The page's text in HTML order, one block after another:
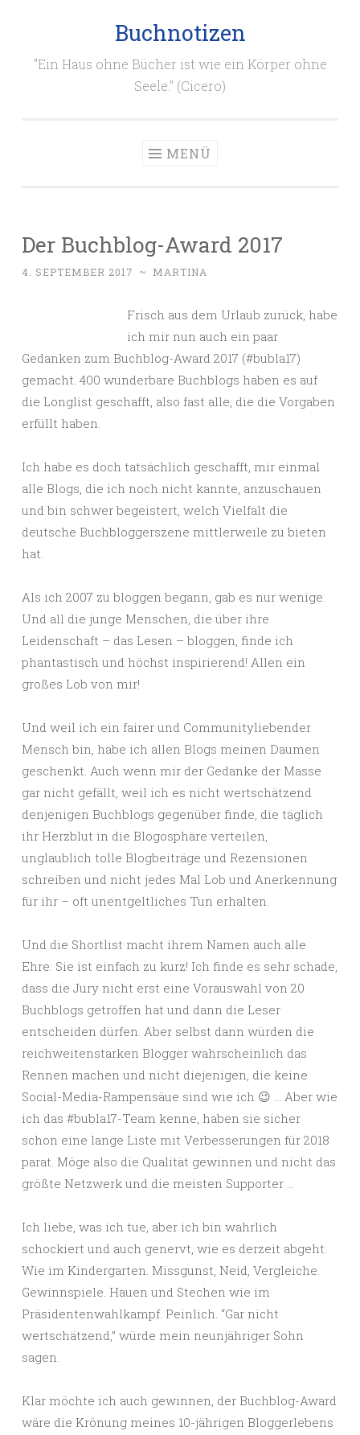
Buchnotizen
"Ein Haus ohne Bücher ist wie ein Körper ohne
Seele." (Cicero)
MENÜ
Der Buchblog-Award 2017
4. SEPTEMBER 2017 ~ MARTINA
Frisch aus dem Urlaub zurück, habe
ich mir nun auch ein paar
Gedanken zum Buchblog-Award 2017 (#bubla17)
gemacht. 400 wunderbare Buchblogs haben es auf
die Longlist geschafft, also fast alle, die die Vorgaben
erfüllt haben.
Ich habe es doch tatsächlich geschafft, mir einmal
alle Blogs, die ich noch nicht kannte, anzuschauen
und bin schwer begeistert, welch Vielfalt die
deutsche Buchbloggerszene mittlerweile zu bieten
hat.
Als ich 2007 zu bloggen begann, gab es nur wenige.
Und all die junge Menschen, die über ihre
Leidenschaft – das Lesen – bloggen, finde ich
phantastisch und höchst inspirierend! Allen ein
großes Lob von mir!
Und weil ich ein fairer und Communityliebender
Mensch bin, habe ich allen Blogs meinen Daumen
geschenkt. Auch wenn mir der Gedanke der Masse
gar nicht gefällt, weil ich es nicht wertschätzend
denjenigen Buchblogs gegenüber finde, die täglich
ihr Herzblut in die Blogosphäre verteilen,
unglaublich tolle Blogbeiträge und Rezensionen
schreiben und nicht jedes Mal Lob und Anerkennung
für ihr – oft unentgeltliches Tun erhalten.
Und die Shortlist macht ihrem Namen auch alle
Ehre: Sie ist einfach zu kurz! Ich finde es sehr schade,
dass die Jury nicht erst eine Vorauswahl von 20
Buchblogs getroffen hat und dann die Leser
entscheiden dürfen. Aber selbst dann würden die
reichweitenstarken Blogger wahrscheinlich das
Rennen machen und nicht diejenigen, die keine
Social-Media-Rampensäue sind wie ich 😉 … Aber wie
ich das #bubla17-Team kenne, haben sie sicher
schon eine lange Liste mit Verbesserungen für 2018
parat. Möge also die Qualität gewinnen und nicht das
größte Netzwerk und die meisten Supporter …
Ich liebe, was ich tue, aber ich bin wahrlich
schockiert und auch genervt, wie es derzeit abgeht.
Wie im Kindergarten. Missgunst, Neid, Vergleiche.
Gewinnspiele. Hauen und Stechen wie im
Präsidentenwahlkampf. Peinlich. “Gar nicht
wertschätzend,” würde mein neunjähriger Sohn
sagen.
Klar möchte ich auch gewinnen, der Buchblog-Award
wäre die Krönung meines 10-jährigen Bloggerlebens